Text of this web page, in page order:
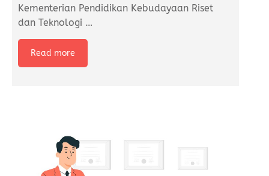
Kementerian Pendidikan Kebudayaan Riset
dan Teknologi …
Read more